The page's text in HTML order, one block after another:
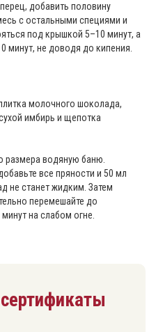
добавить половину
с остальными специями и
под крышкой 5–10 минут, а
минут, не доводя до кипения.
молочного шоколада,
имбирь и щепотка
размера водяную баню.
все пряности и 50 мл
не станет жидким. Затем
перемешайте до
на слабом огне.